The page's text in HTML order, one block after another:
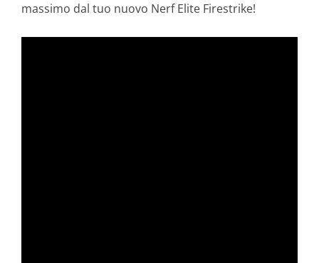
massimo dal tuo nuovo Nerf Elite Firestrike!